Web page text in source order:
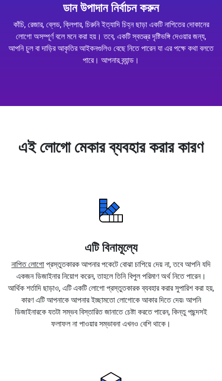
ডান উপাদান নির্বাচন করুন
কাঁচি, রেজার, ব্লেড, ক্লিপার, চিরুনি ইত্যাদি চিহ্ন ছাড়া একটি নাপিতের দোকানের
লোগো অসম্পূর্ণ বলে মনে করা হয়। তবে, একটি স্বতন্ত্র দৃষ্টিভঙ্গি দেওয়ার জন্য,
আপনি চুল বা দাড়ির আকৃতির আইকনগুলিও বেছে নিতে পারেন যা এর পক্ষে কথা বলতে
পারে। আপনার ব্র্যান্ড।
এই লোগো মেকার ব্যবহার করার কারণ
এটি বিনামূল্যে
নাপিত লোগো প্রস্তুতকারক আপনার পকেটে বোঝা চাপিয়ে দেয় না, তবে আপনি যদি
একজন ডিজাইনার নিয়োগ করেন, তাহলে তিনি বিপুল পরিমাণ অর্থ নিতে পারেন।
আর্থিক শর্তাদি ছাড়াও, এটি একটি লোগো প্রস্তুতকারক ব্যবহার করার সুপারিশ করা হয়,
কারণ এটি আপনাকে আপনার ইচ্ছামতো লোগোকে আকার দিতে দেয়৷ আপনি
ডিজাইনারকে যতটা সম্ভব বিস্তারিত জানাতে চেষ্টা করতে পারেন, কিন্তু পছন্দসই
ফলাফল না পাওয়ার সম্ভাবনা এখনও বেশি থাকে।